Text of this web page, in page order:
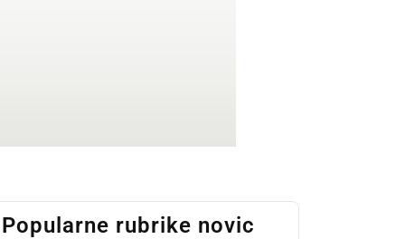
Popularne rubrike novic